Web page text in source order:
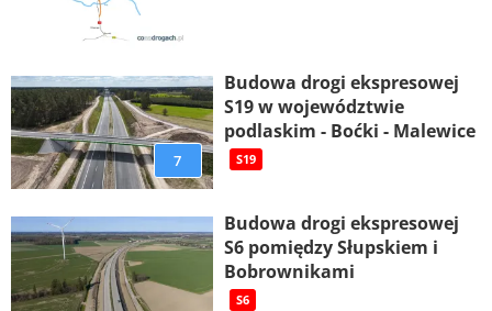
7
Budowa drogi ekspresowej
S19 w województwie
podlaskim - Boćki - Malewice
S19
Budowa drogi ekspresowej
S6 pomiędzy Słupskiem i
Bobrownikami
S6